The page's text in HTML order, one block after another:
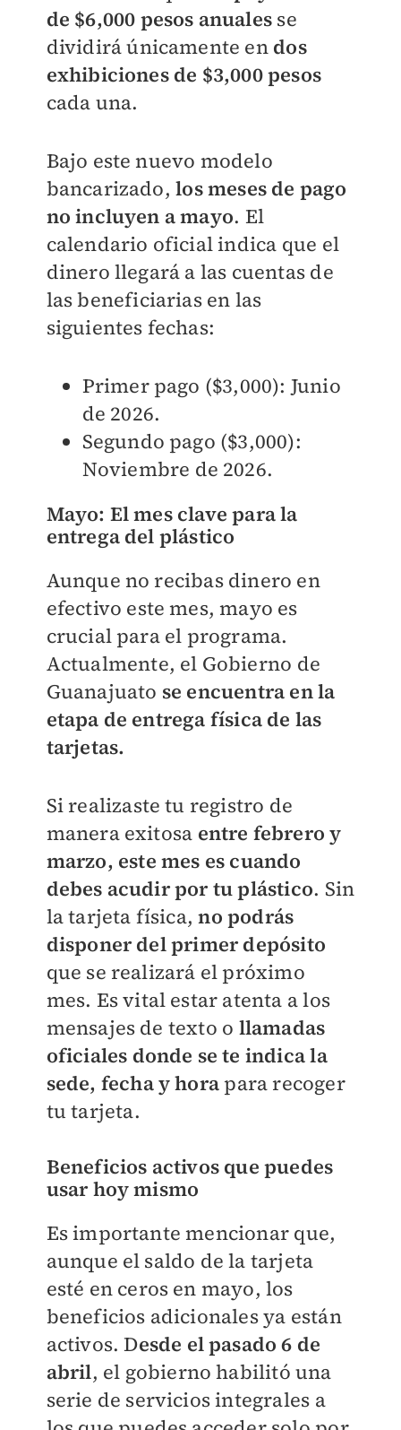
de $6,000 pesos anuales se
dividirá únicamente en dos
exhibiciones de $3,000 pesos
cada una.
Bajo este nuevo modelo
bancarizado,los meses de pago
no incluyen a mayo. El
calendario oficial indica que el
dinero llegará a las cuentas de
las beneficiarias en las
siguientes fechas:
Primer pago ($3,000): Junio
de 2026.
Segundo pago ($3,000):
Noviembre de 2026.
Mayo: El mes clave para la
entrega del plástico
Aunque no recibas dinero en
efectivo este mes, mayo es
crucial para el programa.
Actualmente, el Gobierno de
Guanajuato se encuentra en la
etapa de entrega física de las
tarjetas.
Si realizaste tu registro de
manera exitosa entre febrero y
marzo, este mes es cuando
debes acudir por tu plástico. Sin
la tarjeta física,no podrás
disponer del primer depósito
que se realizará el próximo
mes. Es vital estar atenta a los
mensajes de texto o llamadas
oficiales donde se te indica la
sede, fecha y hora para recoger
tu tarjeta.
Beneficios activos que puedes
usar hoy mismo
Es importante mencionar que,
aunque el saldo de la tarjeta
esté en ceros en mayo, los
beneficios adicionales ya están
activos. Desde el pasado 6 de
abril, el gobierno habilitó una
serie de servicios integrales a